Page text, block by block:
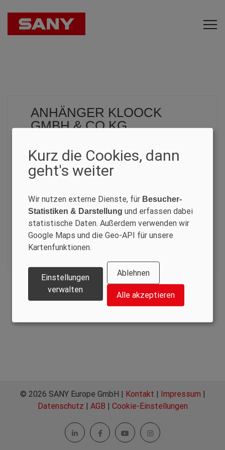
ANHÄNGER KLOOCK
GMBH & CO KG
CONSTRUCTION MACHINERY
Am Mürel 25
53945 Blankenheim
Deutschland
+49 2449 91 96 544
Baumaschinen@kloock-handel.de
www.anhaenger-kloock.de
© 2026 SANY Europe GmbH | Kontakt | Impressum |
Datenschutz | AGB | Cookie-Einstellungen
Kurz die Cookies, dann
geht's weiter
Wir nutzen externe Dienste, für Besucher-
Statistiken & Darstellung und erfassen dabei
statistische Daten. Außerdem verwenden wir
Google Maps und die Geo-API für unsere
Kartenfunktionen.
Einstellungen
verwalten
Ablehnen
Alle akzeptieren